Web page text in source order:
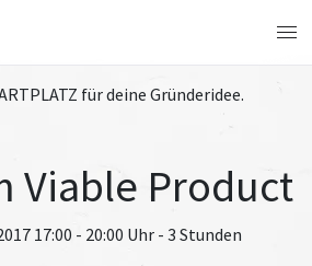
für deine Gründeridee.
Viable Product
17:00 - 20:00 Uhr - 3 Stunden